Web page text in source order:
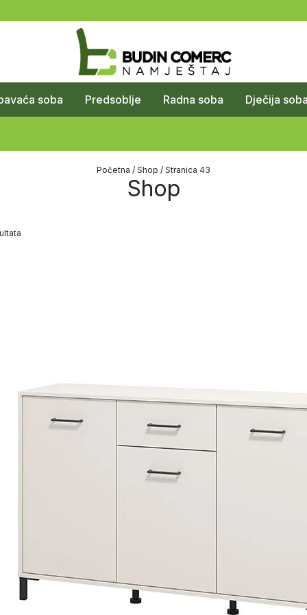
soba Predsoblje Radna soba Dječija
Početna / Shop / Stranica 43
Shop